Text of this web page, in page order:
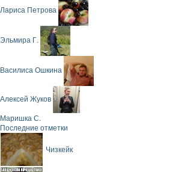
Лариса Петрова
Эльмира Г.
Василиса Ошкина
Алексей Жуков
Маришка С.
Последние отметки
Чизкейк